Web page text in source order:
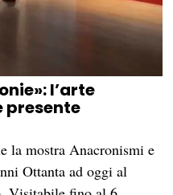
l’arte
presente
la mostra Anacronismi e
Ottanta ad oggi al